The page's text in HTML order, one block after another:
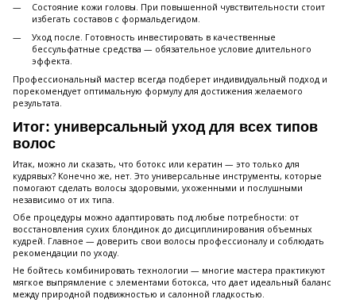
Состояние кожи головы. При повышенной чувствительности стоит
избегать составов с формальдегидом.
Уход после. Готовность инвестировать в качественные
бессульфатные средства — обязательное условие длительного
эффекта.
Профессиональный мастер всегда подберет индивидуальный подход и
порекомендует оптимальную формулу для достижения желаемого
результата.
Итог: универсальный уход для всех типов
волос
Итак, можно ли сказать, что ботокс или кератин — это только для
кудрявых? Конечно же, нет. Это универсальные инструменты, которые
помогают сделать волосы здоровыми, ухоженными и послушными
независимо от их типа.
Обe процедуры можно адаптировать под любые потребности: от
восстановления сухих блондинок до дисциплинирования объемных
кудрей. Главное — доверить свои волосы профессионалу и соблюдать
рекомендации по уходу.
Не бойтесь комбинировать технологии — многие мастера практикуют
мягкое выпрямление с элементами ботокса, что дает идеальный баланс
между природной подвижностью и салонной гладкостью.